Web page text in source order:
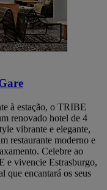
à estação, o TRIBE
renovado hotel de 4
vibrante e elegante,
restaurante moderno e
Celebre ao
e vivencie Estrasburgo,
que encantará os seus